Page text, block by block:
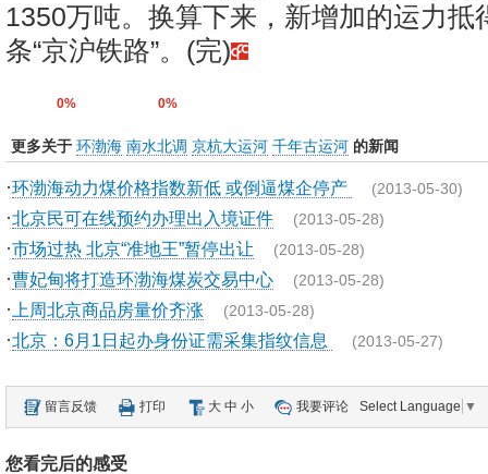
1350万吨。换算下来，新增加的运力抵
条“京沪铁路”。(完)
0% 0%
更多关于 环渤海 南水北调 京杭大运河 千年古运河 的新闻
·环渤海动力煤价格指数新低 或倒逼煤企停产 (2013-05-30)
·北京民可在线预约办理出入境证件 (2013-05-28)
·市场过热 北京“准地王”暂停出让 (2013-05-28)
·曹妃甸将打造环渤海煤炭交易中心 (2013-05-28)
· 上周北京商品房量价齐涨 (2013-05-28)
·北京：6月1日起办身份证需采集指纹信息 (2013-05-27)
留言反馈 打印 大 中 小 我要评论 Select Language ▼
您看完后的感受